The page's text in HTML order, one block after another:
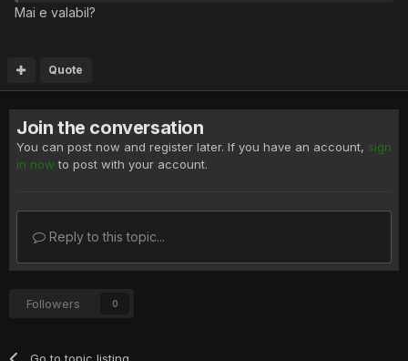
Mai e valabil?
Quote
Join the conversation
You can post now and register later. If you have an account, sign
in now to post with your account.
Reply to this topic...
Followers 0
Go to topic listing